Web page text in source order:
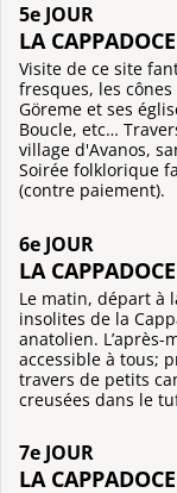
5e JOUR
LA CAPPADOCE
Visite de ce site
fresques, les
Göreme et ses
Boucle, etc…
village d'Avanos,
Soirée folklorique
(contre paiement).
6e JOUR
LA CAPPADOCE
Le matin, départ à
insolites de la
anatolien.
accessible à tous;
travers de petits
creusées dans le
7e JOUR
LA